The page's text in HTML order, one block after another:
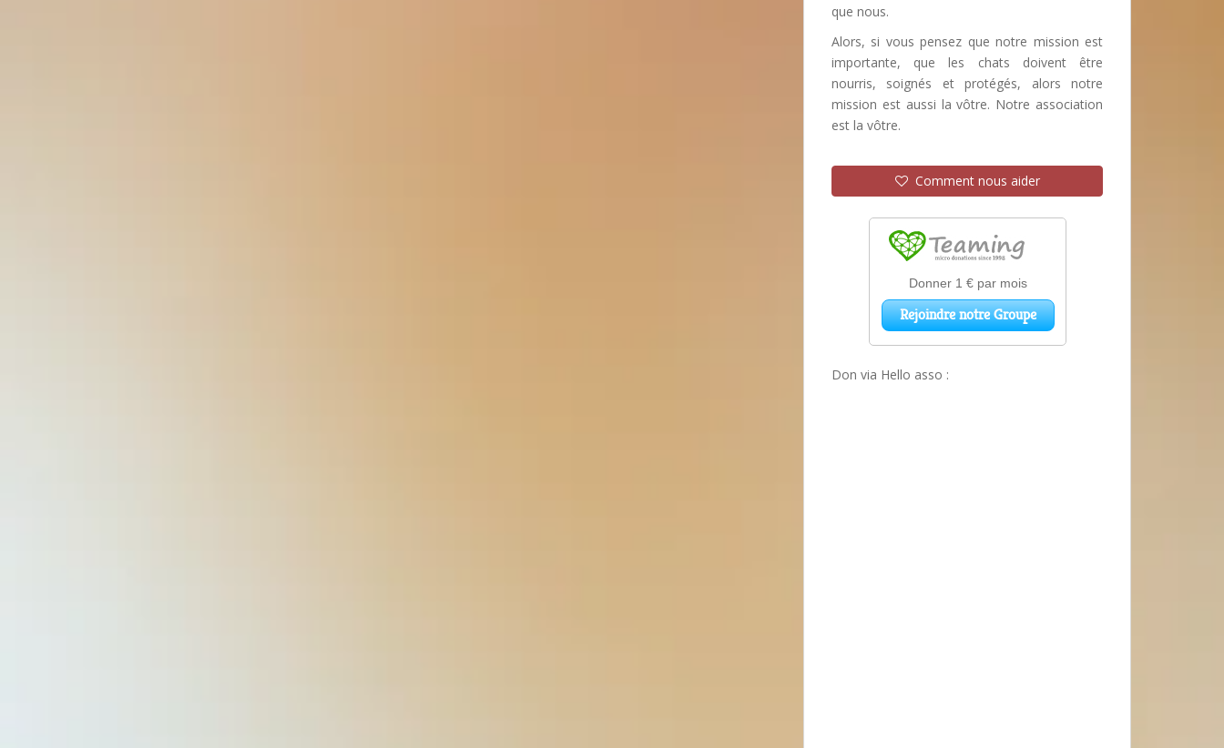
que nous.
Alors, si vous pensez que notre mission est
importante, que les chats doivent être
nourris, soignés et protégés, alors notre
mission est aussi la vôtre. Notre association
est la vôtre.
Comment nous aider
Don via Hello asso :